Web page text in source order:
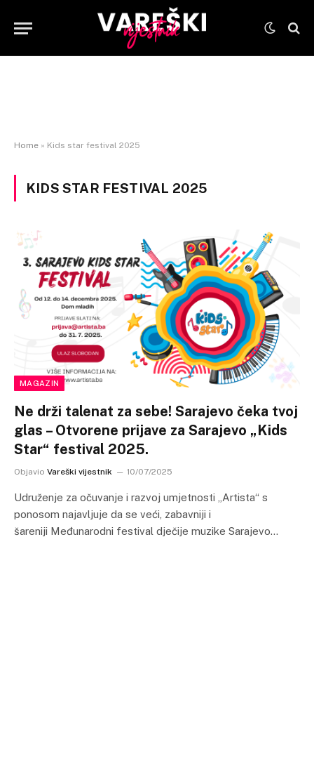
Home » Kids star festival 2025
KIDS STAR FESTIVAL 2025
MAGAZIN
Ne drži talenat za sebe! Sarajevo čeka tvoj
glas – Otvorene prijave za Sarajevo „Kids
Star“ festival 2025.
Objavio Vareški vijestnik 10/07/2025
Udruženje za očuvanje i razvoj umjetnosti „Artista“ s
ponosom najavljuje da se veći, zabavniji i
šareniji Međunarodni festival dječije muzike Sarajevo…